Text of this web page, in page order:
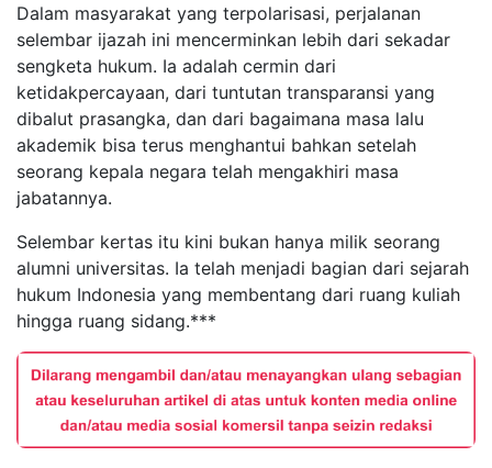
Dalam masyarakat yang terpolarisasi, perjalanan
selembar ijazah ini mencerminkan lebih dari sekadar
sengketa hukum. Ia adalah cermin dari
ketidakpercayaan, dari tuntutan transparansi yang
dibalut prasangka, dan dari bagaimana masa lalu
akademik bisa terus menghantui bahkan setelah
seorang kepala negara telah mengakhiri masa
jabatannya.
Selembar kertas itu kini bukan hanya milik seorang
alumni universitas. Ia telah menjadi bagian dari sejarah
hukum Indonesia yang membentang dari ruang kuliah
hingga ruang sidang.***